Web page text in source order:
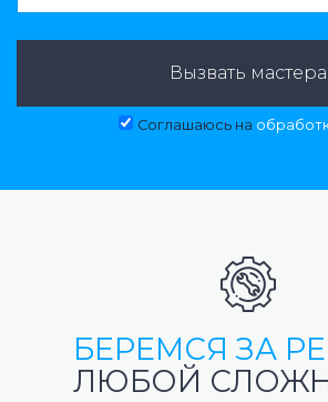
Вызвать мастера
Соглашаюсь на
БЕРЕМСЯ ЗА
ЛЮБОЙ